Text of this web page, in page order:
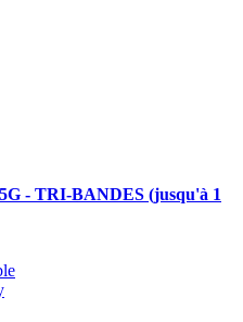
- TRI-BANDES (jusqu'à 1